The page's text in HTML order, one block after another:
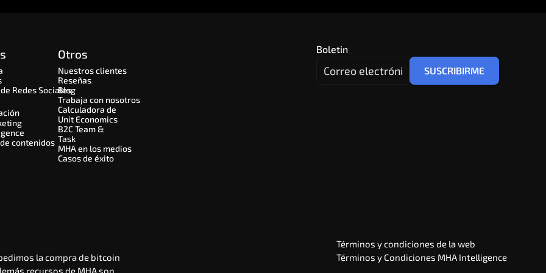
Redes Sociales
contenidos
Otros
Nuestros clientes
Reseñas
Blog
Trabaja con nosotros
Calculadora de
Unit Economics
B2C Team &
Task
MHA en los medios
Casos de éxito
Boletin
la compra de bitcoin
recursos de MHA son
Términos y condiciones de la web
Términos y Condiciones MHA Intelligence